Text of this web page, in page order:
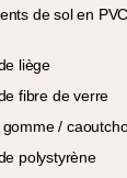
de sol en
liège
fibre de verre
/
polystyrène